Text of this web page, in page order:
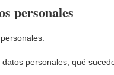
personales
personales, qué